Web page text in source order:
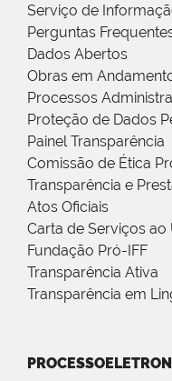
Serviço de
Perguntas
Dados Abertos
Obras em
Processos
Proteção de Dados
Painel Transparência
Comissão de Ética
Transparência e
Atos Oficiais
Carta de Serviços ao
Fundação Pró-IFF
Transparência Ativa
Transparência em